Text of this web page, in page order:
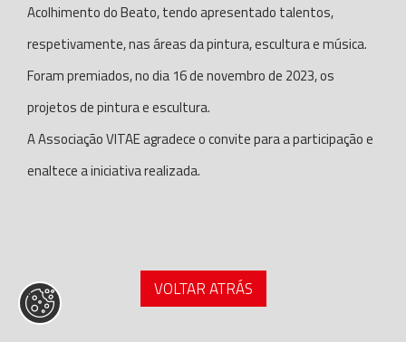
Acolhimento do Beato, tendo apresentado talentos,
respetivamente, nas áreas da pintura, escultura e música.
Foram premiados, no dia 16 de novembro de 2023, os
projetos de pintura e escultura.
A Associação VITAE agradece o convite para a participação e
enaltece a iniciativa realizada.
VOLTAR ATRÁS